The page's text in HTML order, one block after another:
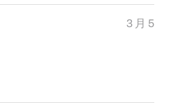
3 月 5